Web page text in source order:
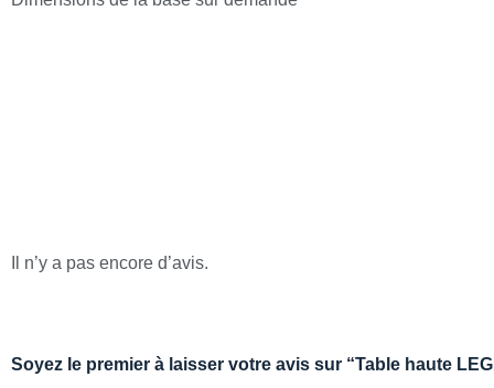
Il n’y a pas encore d’avis.
Soyez le premier à laisser votre avis sur “Table haute